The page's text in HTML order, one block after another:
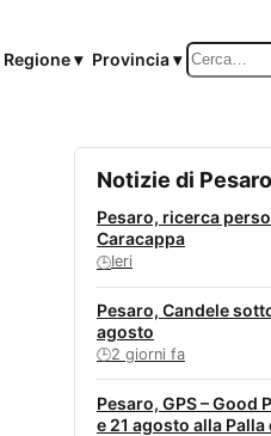
Regione ▾ Provincia ▾ Cerca
Notizie di Pesaro
Pesaro, ricerca
Caracappa
🕒Ieri
Pesaro, Candele
agosto
🕒2 giorni fa
Pesaro, GPS – Good
e 21 agosto alla